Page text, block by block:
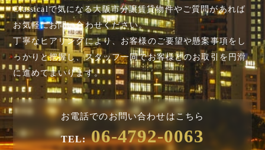
Classicalで気になる大阪市分譲賃貸物件やご質問があれば
お気軽にお問い合わせください。
丁寧なヒアリングにより、お客様のご要望や懸案事項を し
っかりと把握し、スタッフ一同でお客様とのお取引を円滑
に進めてまいります。
お電話でのお問い合わせはこちら
TEL: 06-4792-0063